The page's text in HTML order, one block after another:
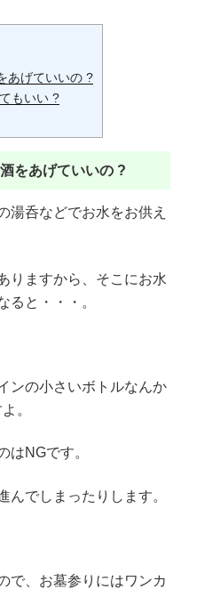
あげていいの ?
もいい ?
をあげていいの ?
湯呑などでお水をお供え
りますから、そこにお水
ると・・・。
ンの小さいボトルなんか
。
はNGです。
んでしまったりします。
で、お墓参りにはワンカ